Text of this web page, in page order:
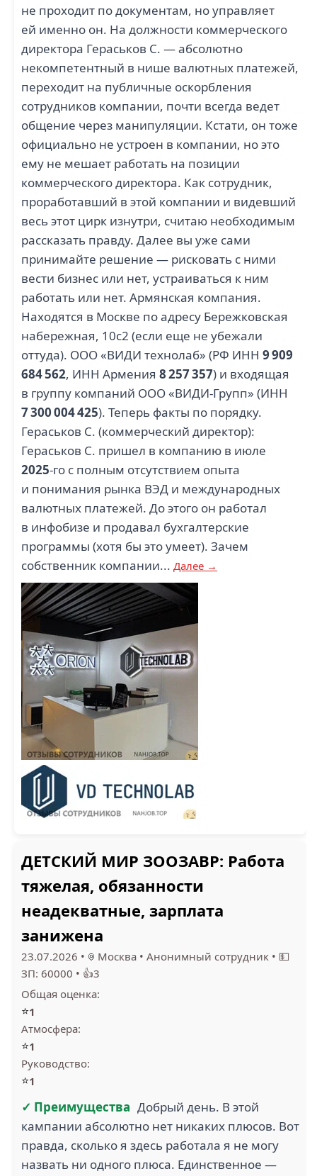
не проходит по документам, но управляет
ей именно он. На должности коммерческого
директора Гераськов С. — абсолютно
некомпетентный в нише валютных платежей,
переходит на публичные оскорбления
сотрудников компании, почти всегда ведет
общение через манипуляции. Кстати, он тоже
официально не устроен в компании, но это
ему не мешает работать на позиции
коммерческого директора. Как сотрудник,
проработавший в этой компании и видевший
весь этот цирк изнутри, считаю необходимым
рассказать правду. Далее вы уже сами
принимайте решение — рисковать с ними
вести бизнес или нет, устраиваться к ним
работать или нет. Армянская компания.
Находятся в Москве по адресу Бережковская
набережная, 10с2 (если еще не убежали
оттуда). ООО «ВИДИ технолаб» (РФ ИНН 9 909
684 562, ИНН Армения 8 257 357) и входящая
в группу компаний ООО «ВИДИ-Групп» (ИНН
7 300 004 425). Теперь факты по порядку.
Гераськов С. (коммерческий директор):
Гераськов С. пришел в компанию в июле
2025-го с полным отсутствием опыта
и понимания рынка ВЭД и международных
валютных платежей. До этого он работал
в инфобизе и продавал бухгалтерские
программы (хотя бы это умеет). Зачем
собственник компании... Далее →
ДЕТСКИЙ МИР ЗООЗАВР: Работа
тяжелая, обязанности
неадекватные, зарплата
занижена
23.07.2026 • Москва • Анонимный сотрудник • 💵
ЗП: 60000 • 👍3
Общая оценка:
⭐1
Атмосфера:
⭐1
Руководство:
⭐1
✓ Преимущества Добрый день. В этой
кампании абсолютно нет никаких плюсов. Вот
правда, сколько я здесь работала я не могу
назвать ни одного плюса. Единственное —